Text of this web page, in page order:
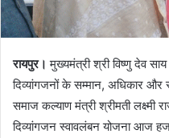
रायपुर। मुख्यमंत्री श्री विष्णु देव
दिव्यांगजनों के सम्मान, अधिकार और
समाज कल्याण मंत्री श्रीमती लक्ष्मी
दिव्यांगजन स्वावलंबन योजना आज